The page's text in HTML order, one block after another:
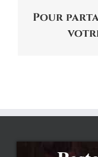
Pour